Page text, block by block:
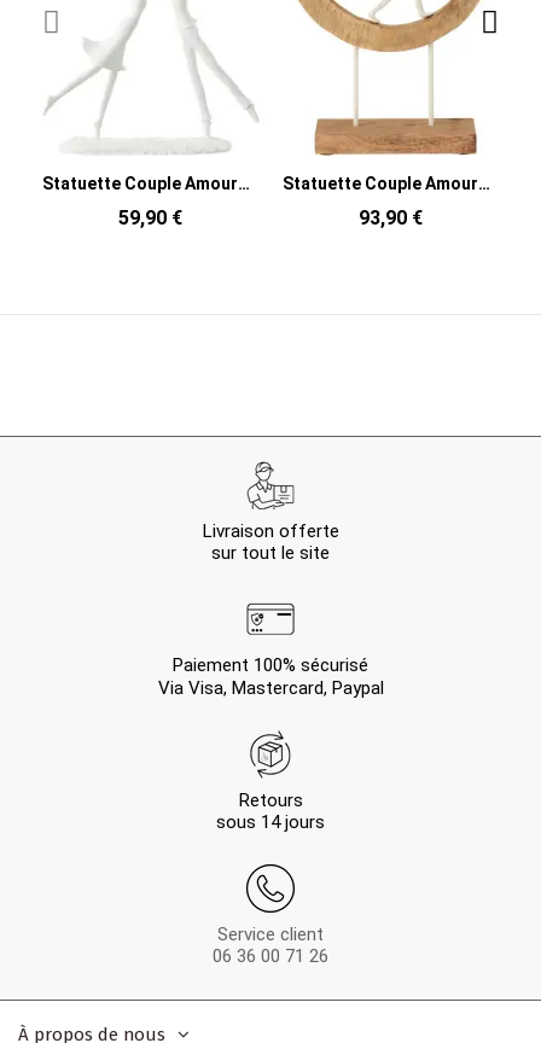
Statuette Couple Amoureux XL Hauteur 35 cm en Résine Blanc Balloon
59,90 €
Statuette Couple Amoureux XL Hauteur 48 cm en Bois de manguier Naturel Métal Blanc Lovela
93,90 €
Livraison offerte
sur tout le site
Paiement 100% sécurisé
Via Visa, Mastercard, Paypal
Retours
sous 14 jours
Service client
06 36 00 71 26
À propos de nous